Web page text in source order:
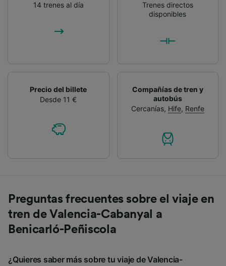
14 trenes al día
Trenes directos
disponibles
Precio del billete
Desde 11 €
Compañías de tren y
autobús
Cercanías, Hife, Renfe
Preguntas frecuentes sobre el viaje en
tren de Valencia-Cabanyal a
Benicarló-Peñiscola
¿Quieres saber más sobre tu viaje de Valencia-